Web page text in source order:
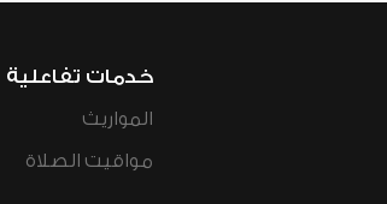
خدمات تفاعلية
المواريث
مواقيت الصلاة